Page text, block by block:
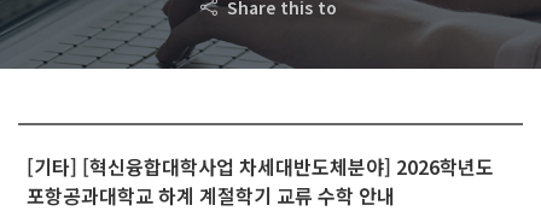
Share this to
[기타] [혁신융합대학사업 차세대반도체분야] 2026학년도
포항공과대학교 하계 계절학기 교류 수학 안내